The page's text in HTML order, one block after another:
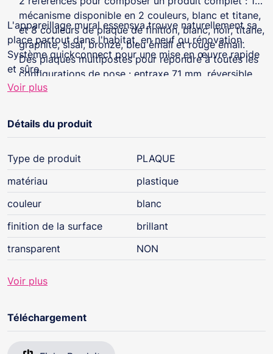
mécanisme disponible en 2 couleurs, blanc et titane,
et 8 couleurs de plaque de finition, blanc, noir, titane,
graphite, sisal, bronze, bleu émail et rouge émail.
Des plaques multipostes pour répondre à toutes les
configurations de pose : entraxe 71 mm, réversible
en horizontale ou verticale, 2 à 4 postes, entraxe 57
Les produits HAGER sont destinés aux
professionnels. Ils doivent être installés
L'appareillage mural essensya trouve naturellement sa
place partout dans l'habitat, en neuf ou rénovation.
Système quickconnect pour une mise en œuvre rapide
et sûre.
Voir plus
Détails du produit
Type de produit
PLAQUE
matériau
plastique
couleur
blanc
finition de la surface
brillant
transparent
NON
Voir plus
Téléchargement